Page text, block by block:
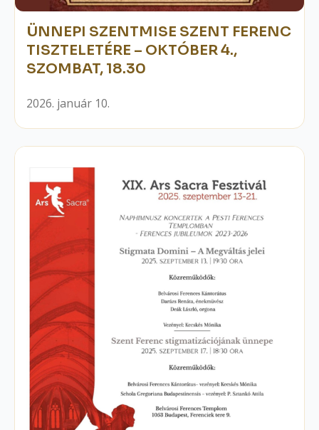
ÜNNEPI SZENTMISE SZENT FERENC
TISZTELETÉRE – OKTÓBER 4.,
SZOMBAT, 18.30
2026. január 10.